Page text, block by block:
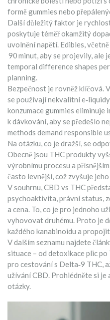
formě gummies nebo
Další důležitý faktor je
poskytuje téměř okamžitý
uvolnění napětí. Edibles,
90 minut, aby se projevily, ale
temporal difference shapes
planning.
Bezpečnost je rovněž klíčová.
se používají nekvalitní
konzumace gummies
k dávkování, aby se předešlo
methods demand responsible
Na otázku, co je dražší, se
Obecně jsou THC produkty
výrobnímu procesu a
často levnější, což zvyšuje
V souhrnu, CBD vs THC
psychoaktivita, právní status,
a cena. To, co je pro jednoho
vyhovovat druhému. Proto je
každého kanabinoidu a
V dalším seznamu najdete
situace – od detoxikace plic
pro cestování s Delta‑9 THC,
užívání CBD. Prohlédněte si je
otázky.